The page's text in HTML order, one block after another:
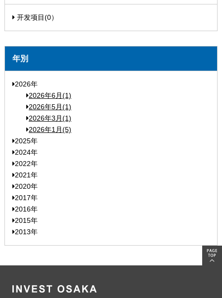
开发项目(0）
年別
2026年
2026年6月(1)
2026年5月(1)
2026年3月(1)
2026年1月(5)
2025年
2024年
2022年
2021年
2020年
2017年
2016年
2015年
2013年